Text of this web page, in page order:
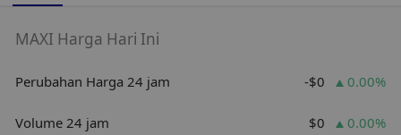
MAXI Harga Hari Ini
Perubahan Harga 24 jam -$0 0.00%
Volume 24 jam $0 0.00%